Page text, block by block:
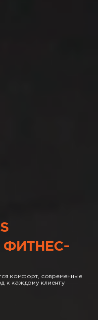
ФИТНЕС-
комфорт, современные
к каждому клиенту